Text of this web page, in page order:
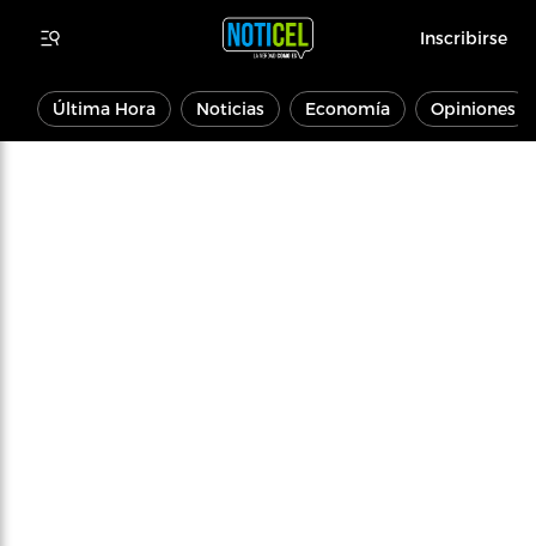
Inscribirse
Última Hora Noticias Economía Opiniones